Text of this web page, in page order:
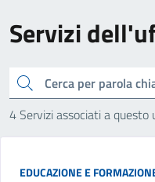
Servizi
cerca
4 Servizi associati a questo
EDUCAZIONE E